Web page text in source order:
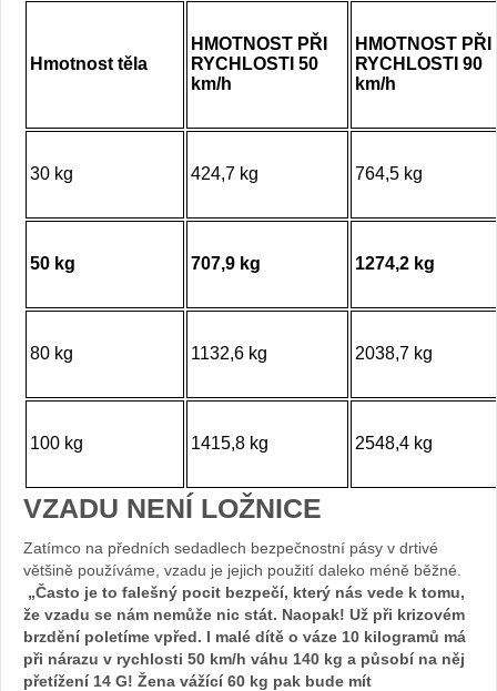
Hmotnost těla
HMOTNOST PŘI
RYCHLOSTI 50
km/h
HMOTNOST PŘI
RYCHLOSTI 90
km/h
30 kg 424,7 kg 764,5 kg
50 kg 707,9 kg 1274,2 kg
80 kg 1132,6 kg 2038,7 kg
100 kg 1415,8 kg 2548,4 kg
VZADU NENÍ LOŽNICE
Zatímco na předních sedadlech bezpečnostní pásy v drtivé
většině používáme, vzadu je jejich použití daleko méně běžné.
„Často je to falešný pocit bezpečí, který nás vede k tomu,
že vzadu se nám nemůže nic stát. Naopak! Už při krizovém
brzdění poletíme vpřed. I malé dítě o váze 10 kilogramů má
při nárazu v rychlosti 50 km/h váhu 140 kg a působí na něj
přetížení 14 G! Žena vážící 60 kg pak bude mít